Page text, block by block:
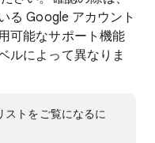
る Google アカウント
可能なサポート機能
ルによって異なりま
ストをご覧になるに